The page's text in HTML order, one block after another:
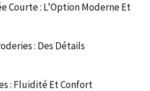
Courte : L’Option Moderne Et
: Des Détails
: Fluidité Et Confort